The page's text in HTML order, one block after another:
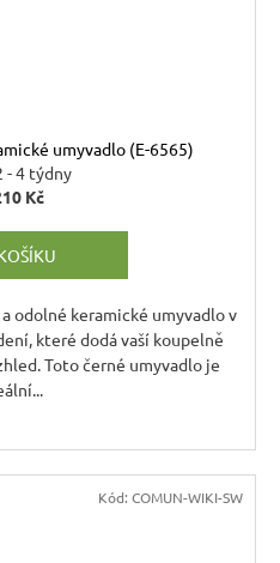
umyvadlo (E-6565)
- 4 týdny
Kč
odolné keramické umyvadlo v
které dodá vaší koupelně
Toto černé umyvadlo je
Kód: COMUN-WIKI-SW